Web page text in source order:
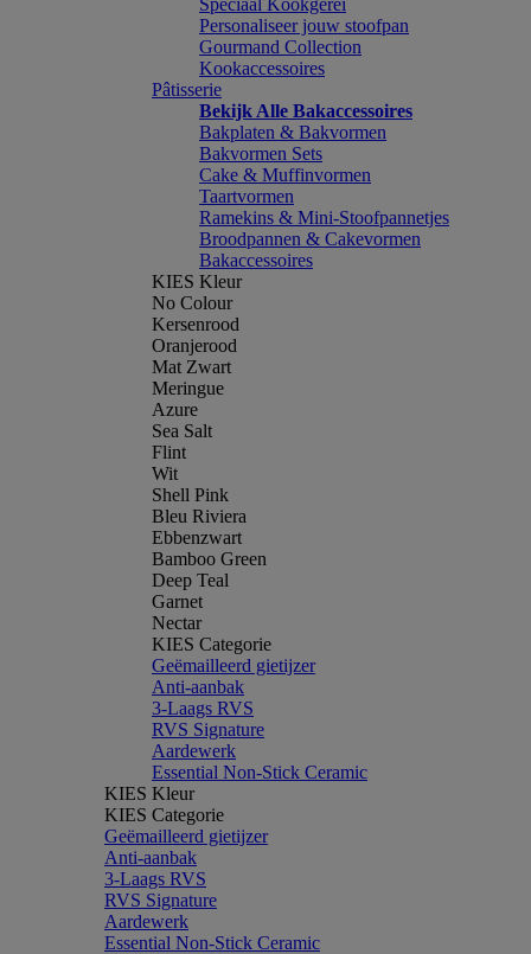
Speciaal Kookgerei
Personaliseer jouw stoofpan
Gourmand Collection
Kookaccessoires
Pâtisserie
Bekijk Alle Bakaccessoires
Bakplaten & Bakvormen
Bakvormen Sets
Cake & Muffinvormen
Taartvormen
Ramekins & Mini-Stoofpannetjes
Broodpannen & Cakevormen
Bakaccessoires
KIES Kleur
No Colour
Kersenrood
Oranjerood
Mat Zwart
Meringue
Azure
Sea Salt
Flint
Wit
Shell Pink
Bleu Riviera
Ebbenzwart
Bamboo Green
Deep Teal
Garnet
Nectar
KIES Categorie
Geëmailleerd gietijzer
Anti-aanbak
3-Laags RVS
RVS Signature
Aardewerk
Essential Non-Stick Ceramic
KIES Kleur
KIES Categorie
Geëmailleerd gietijzer
Anti-aanbak
3-Laags RVS
RVS Signature
Aardewerk
Essential Non-Stick Ceramic